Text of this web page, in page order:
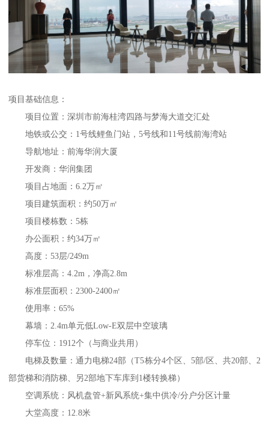
项目基础信息：
项目位置：深圳市前海桂湾四路与梦海大道交汇处
地铁或公交：1号线鲤鱼门站，5号线和11号线前海湾站
导航地址：前海华润大厦
开发商：华润集团
项目占地面：6.2万㎡
项目建筑面积：约50万㎡
项目楼栋数：5栋
办公面积：约34万㎡
高度：53层/249m
标准层高：4.2m，净高2.8m
标准层面积：2300-2400㎡
使用率：65%
幕墙：2.4m单元低Low-E双层中空玻璃
停车位：1912个（与商业共用）
电梯及数量：通力电梯24部（T5栋分4个区、5部/区、共20部、2
部货梯和消防梯、另2部地下车库到1楼转换梯）
空调系统：风机盘管+新风系统+集中供冷/分户分区计量
大堂高度：12.8米